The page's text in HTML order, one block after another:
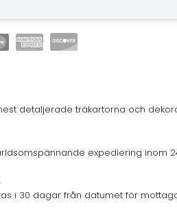
detaljerade träkartorna och
expediering inom
i 30 dagar från datumet för